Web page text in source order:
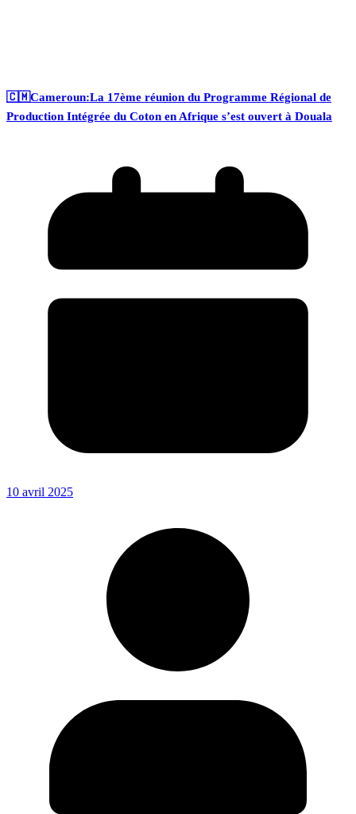
🇨🇲Cameroun:La 17ème réunion du Programme Régional de
Production Intégrée du Coton en Afrique s’est ouvert à Douala
10 avril 2025